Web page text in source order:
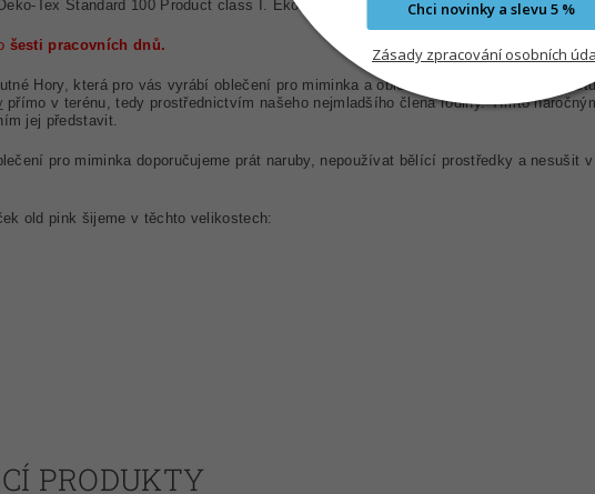
Tex Standard 100 Product class I. Ekologická etiketa z pratelného papíru.
šesti pracovních dnů.
Hory, která pro vás vyrábí oblečení pro miminka a oblečení pro děti už 25 let,
přímo v terénu, tedy prostřednictvím našeho nejmladšího člena rodiny. Tímto
jej představit.
pro miminka doporučujeme prát naruby, nepoužívat bělící prostředky a
old pink šijeme v těchto velikostech:
PRODUKTY
Chci novinky a slevu 5 %
Zásady zpracování osobních